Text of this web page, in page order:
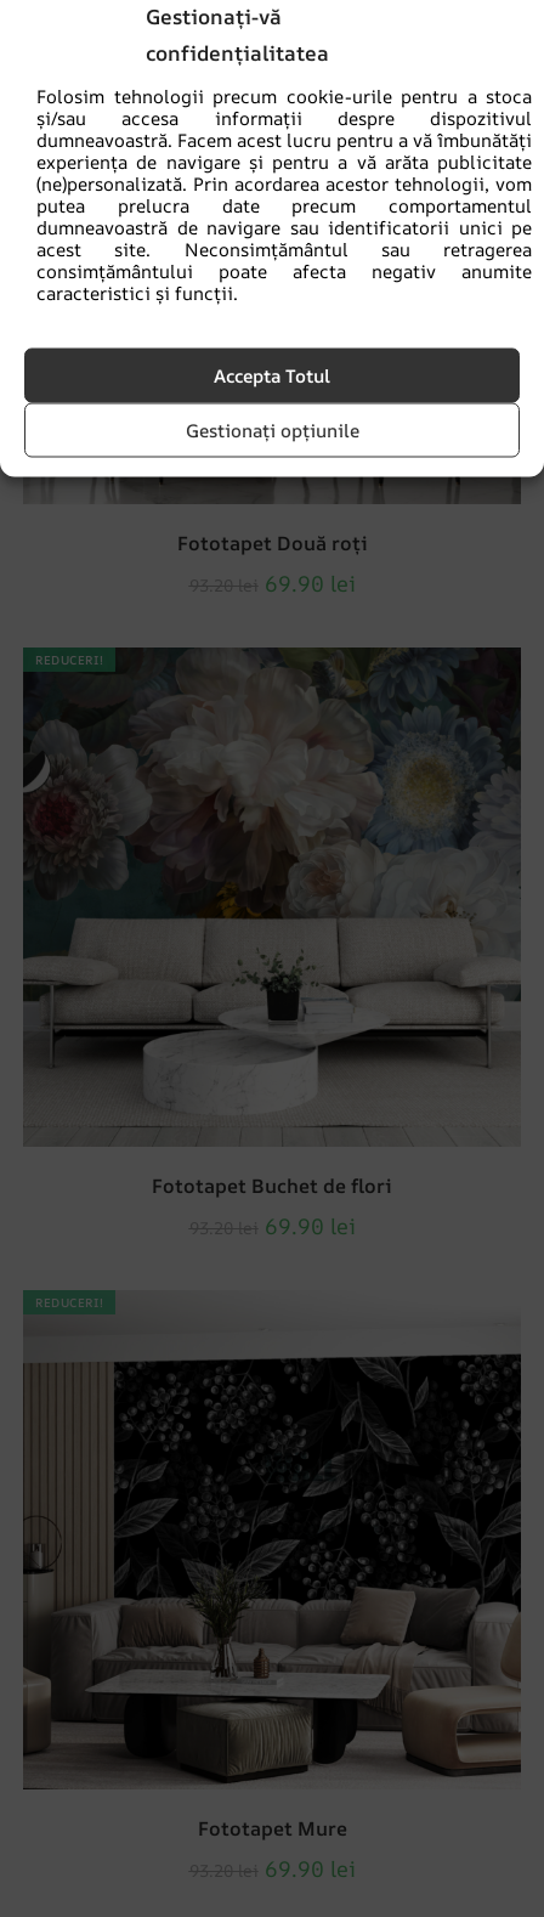
Gestionați-vă
confidențialitatea
Folosim tehnologii precum cookie-urile pentru a stoca
și/sau accesa informații despre dispozitivul
dumneavoastră. Facem acest lucru pentru a vă îmbunătăți
experiența de navigare și pentru a vă arăta publicitate
(ne)personalizată. Prin acordarea acestor tehnologii, vom
putea prelucra date precum comportamentul
dumneavoastră de navigare sau identificatorii unici pe
acest site. Neconsimțământul sau retragerea
consimțământului poate afecta negativ anumite
caracteristici și funcții.
Accepta Totul
Gestionați opțiunile
Fototapet Două roți
69.90 lei
REDUCERI!
Fototapet Buchet de flori
69.90 lei
REDUCERI!
Fototapet Mure
69.90 lei